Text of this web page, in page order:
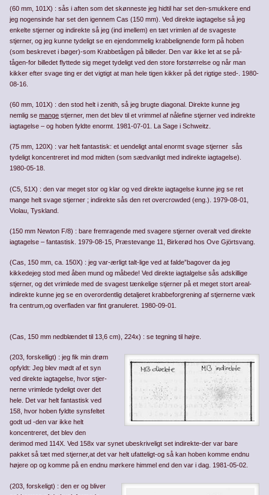
(60 mm, 101X) : sås i aften som det skønneste jeg hidtil har set den-smukkere end
jeg nogensinde har set den igennem Cas (150 mm). Ved direkte iagtagelse så jeg
enkelte stjerner og indirekte så jeg (ind imellem) en tæt vrimlen af de svageste
stjerner, og jeg kunne tydeligt se en ejendommelig krabbelignende form på hoben
(som beskrevet i bøger)-som Krabbetågen på billeder. Den var ikke let at se på­
tågen-for billedet flyttede sig meget tydeligt ved den store forstørrelse og når man
kikker efter svage ting er det vig­tigt at man hele tigen kikker på det rigtige sted-. 1980-
08-16.
(60 mm, 101X) : den stod helt i zenith, så jeg brugte diagonal. Direkte kunne jeg
nemlig semange stjerner, men det blev til et vrimmel af nålefine stjerner ved indirekte
iagtagelse – og hoben fyldte enormt. 1981-07-01. La Sage i Schweitz.
(75 mm, 120X) : var helt fantastisk: et uendeligt antal enormt svage stjerner sås
tydeligt koncentreret ind mod midten (som sædvanligt med indirekte iagtagelse).
1980-05-18.
(C5, 51X) : den var meget stor og klar og ved direkte iagtagelse kunne jeg se ret
mange helt svage stjerner ; indirekte sås den ret overcrowded (eng.). 1979-08-01,
Violau, Tyskland.
(150 mm Newton F/8) : bare fremragende med svagere stjerner overalt ved direkte
iagtagelse – fantastisk. 1979-08-15, Præstevange 11, Birkerød hos Ove Gjörtsvang.
(Cas, 150 mm, ca. 150X) : jeg var-ærligt talt-lige ved at falde”bagover da jeg
kikkedejeg stod med åben mund og måbede! Ved direkte iagtalgelse sås adskillige
stjerner, og det vrimlede med de svagest tænkelige stjerner på et meget stort areal-
indirekte kunne jeg se en overordentlig detaljeret krabbefor­grening af stjernerne væk
fra centrum,og overfladen var fint granuleret. 1980-09-01.
(Cas, 150 mm nedblændet til 13,6 cm), 224x) : se tegning til højre.
(203, forskelligt) : jeg fik min drøm
opfyldt: Jeg blev mødt af et syn
ved direkte iagtagelse, hvor stjer­
nerne vrimlede tydeligt over det
hele. Det var helt fantastisk ved
158, hvor hoben fyldte synsfeltet
godt ud -den var ikke helt
koncentreret, det blev den
derimod med 114X. Ved 158x var synet ubeskriveligt set indirekte-der var bare
pakket så tæt med stjerner,at det var helt ufatteligt-og så kan hoben komme endnu
højere op og komme på en endnu mørkere himmel end den var i dag. 1981-05-02.
(203, forskeligt) : den er og bliver